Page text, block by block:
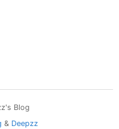
Blog
& Deepzz